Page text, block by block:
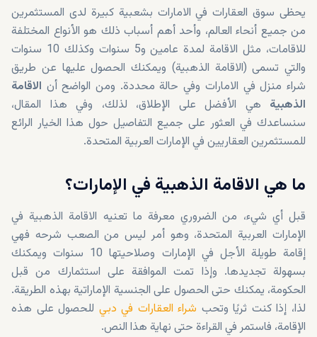
يحظى سوق العقارات في الامارات بشعبية كبيرة لدى المستثمرين
من جميع أنحاء العالم، وأحد أهم أسباب ذلك هو الأنواع المختلفة
للاقامات، مثل الاقامة لمدة عامين و5 سنوات وكذلك 10 سنوات
والتي تسمى (الاقامة الذهبية) ويمكنك الحصول عليها عن طريق
شراء منزل في الامارات وفي حالة محددة. ومن الواضح أن الاقامة
الذهبية هي الأفضل على الإطلاق، لذلك، وفي هذا المقال،
سنساعدك في العثور على جميع التفاصيل حول هذا الخيار الرائع
للمستثمرين العقاريين في الإمارات العربية المتحدة.
ما هي الاقامة الذهبية في الإمارات؟
قبل أي شيء، من الضروري معرفة ما تعنيه الاقامة الذهبية في
الإمارات العربية المتحدة، وهو أمر ليس من الصعب شرحه فهي
إقامة طويلة الأجل في الإمارات وصلاحيتها 10 سنوات ويمكنك
بسهولة تجديدها. وإذا تمت الموافقة على استثمارك من قبل
الحكومة، يمكنك حتى الحصول على الجنسية الإماراتية بهذه الطريقة.
لذا، إذا كنت ثريًا وتحب شراء العقارات في دبي للحصول على هذه
الإقامة، فاستمر في القراءة حتى نهاية هذا النص.